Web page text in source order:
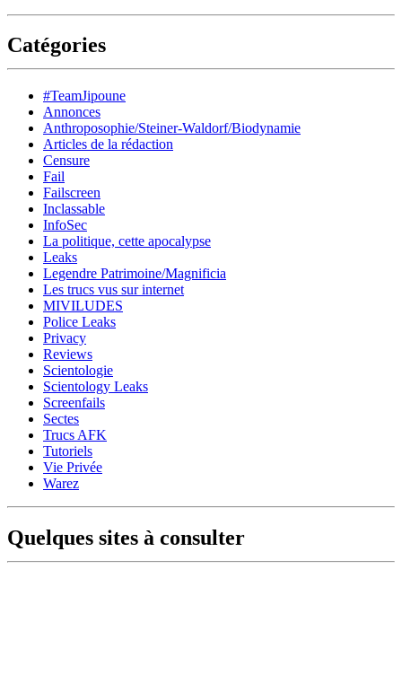
Catégories
#TeamJipoune
Annonces
Anthroposophie/Steiner-Waldorf/Biodynamie
Articles de la rédaction
Censure
Fail
Failscreen
Inclassable
InfoSec
La politique, cette apocalypse
Leaks
Legendre Patrimoine/Magnificia
Les trucs vus sur internet
MIVILUDES
Police Leaks
Privacy
Reviews
Scientologie
Scientology Leaks
Screenfails
Sectes
Trucs AFK
Tutoriels
Vie Privée
Warez
Quelques sites à consulter